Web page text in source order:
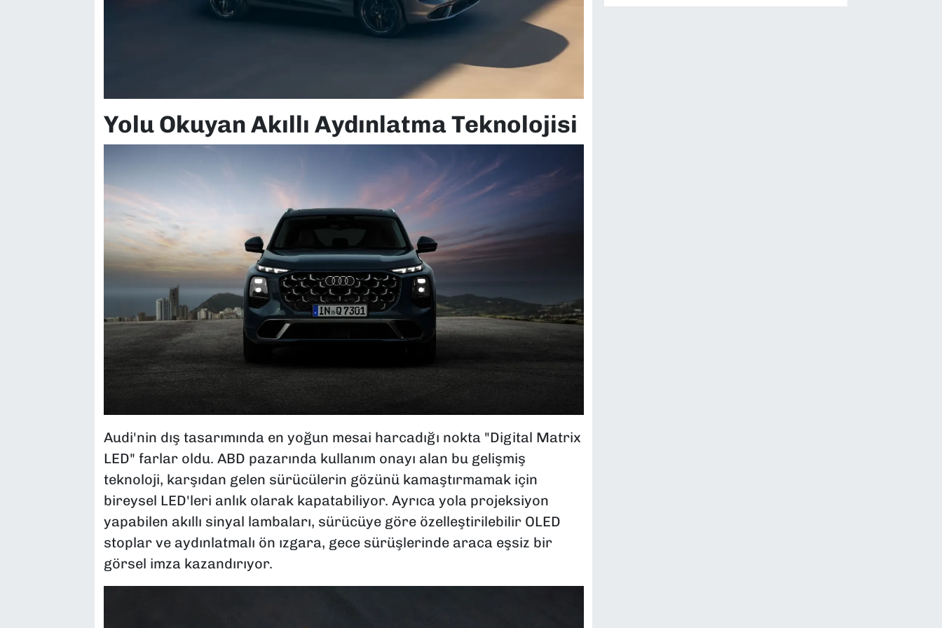
Yolu Okuyan Akıllı Aydınlatma Teknolojisi
Audi'nin dış tasarımında en yoğun mesai harcadığı nokta "Digital Matrix
LED" farlar oldu. ABD pazarında kullanım onayı alan bu gelişmiş
teknoloji, karşıdan gelen sürücülerin gözünü kamaştırmamak için
bireysel LED'leri anlık olarak kapatabiliyor. Ayrıca yola projeksiyon
yapabilen akıllı sinyal lambaları, sürücüye göre özelleştirilebilir OLED
stoplar ve aydınlatmalı ön ızgara, gece sürüşlerinde araca eşsiz bir
görsel imza kazandırıyor.